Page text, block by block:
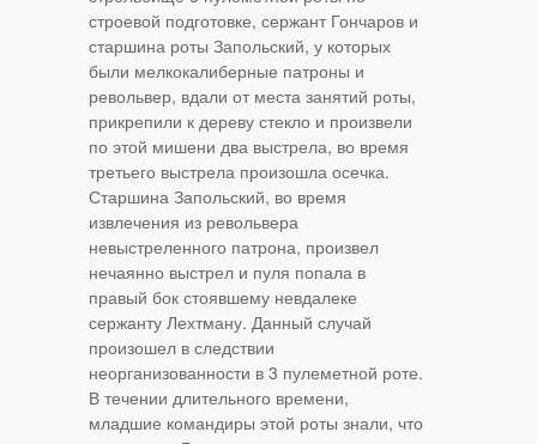
строевой подготовке, сержант Гончаров и
старшина роты Запольский, у которых
были мелкокалиберные патроны и
револьвер, вдали от места занятий роты,
прикрепили к дереву стекло и произвели
по этой мишени два выстрела, во время
третьего выстрела произошла осечка.
Старшина Запольский, во время
извлечения из револьвера
невыстреленного патрона, произвел
нечаянно выстрел и пуля попала в
правый бок стоявшему невдалеке
сержанту Лехтману. Данный случай
произошел в следствии
неорганизованности в 3 пулеметной роте.
В течении длительного времени,
младшие командиры этой роты знали, что